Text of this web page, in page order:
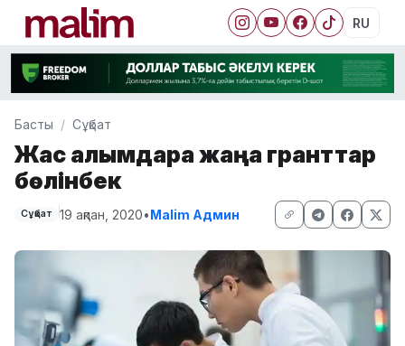
RU
Басты Сұқбат
Жас ғалымдарға жаңа гранттар
бөлінбек
Сұқбат 19 ақпан, 2020•Malim Админ